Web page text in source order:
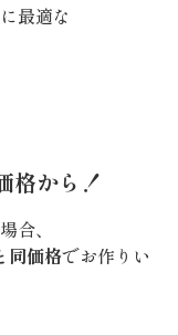
最適な
格から！
合、
同価格でお作りい